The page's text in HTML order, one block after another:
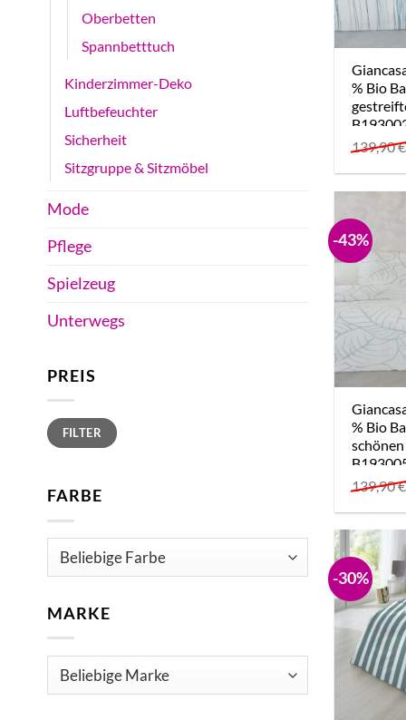
Oberbetten
Spannbetttuch
Kinderzimmer-Deko
Luftbefeuchter
Sicherheit
Sitzgruppe & Sitzmöbel
Mode
Pflege
Spielzeug
Unterwegs
PREIS
Min.
Preis
Max.
PreisFILTER
FARBE
MARKE
% Bio
139,90€
-43%
% Bio
139,90€
-30%